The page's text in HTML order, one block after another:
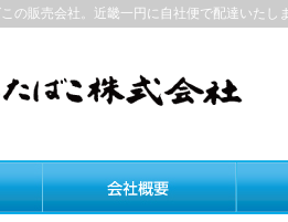
の販売会社。近畿一円に自社便で配達いたし